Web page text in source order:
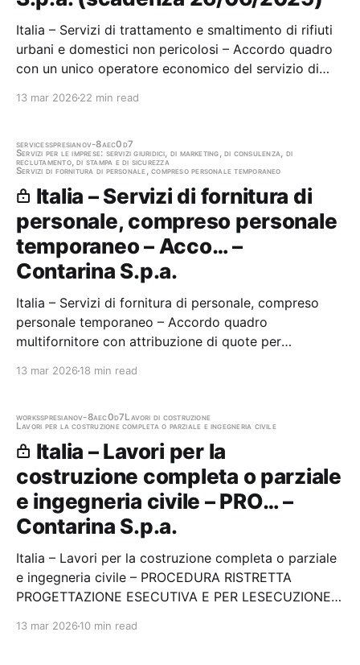
Italia – Servizi di trattamento e smaltimento di rifiuti
urbani e domestici non pericolosi – Accordo quadro
con un unico operatore economico del servizio di
13 mar 2026 22 min read
servicesspresianov-8aec0d7
Servizi per le imprese: servizi giuridici, di marketing, di consulenza, di
reclutamento, di stampa e di sicurezza
Servizi di fornitura di personale, compreso personale temporaneo
Italia – Servizi di fornitura di
personale, compreso personale
temporaneo – Acco… –
Contarina S.p.a.
Italia – Servizi di fornitura di personale, compreso
personale temporaneo – Accordo quadro
multifornitore con attribuzione di quote per
aggiudicata
13 mar 2026 18 min read
worksspresianov-8aec0d7Lavori di costruzione
Lavori per la costruzione completa o parziale e ingegneria civile
Italia – Lavori per la
costruzione completa o parziale
e ingegneria civile – PRO… –
Contarina S.p.a.
Italia – Lavori per la costruzione completa o parziale
e ingegneria civile – PROCEDURA RISTRETTA
PROGETTAZIONE ESECUTIVA E PER LESECUZIONE
13 mar 2026 10 min read